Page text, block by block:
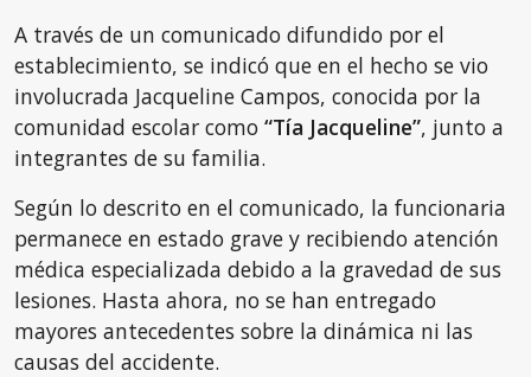
A través de un comunicado difundido por el
establecimiento, se indicó que en el hecho se vio
involucrada Jacqueline Campos, conocida por la
comunidad escolar como “Tía Jacqueline”, junto a
integrantes de su familia.
Según lo descrito en el comunicado, la funcionaria
permanece en estado grave y recibiendo atención
médica especializada debido a la gravedad de sus
lesiones. Hasta ahora, no se han entregado
mayores antecedentes sobre la dinámica ni las
causas del accidente.